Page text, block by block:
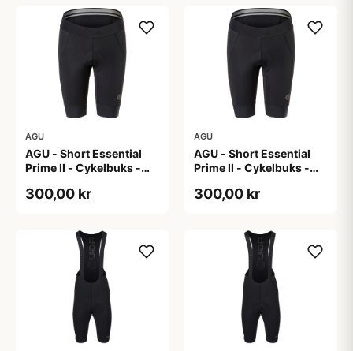
AGU
AGU - Short Essential
Prime II - Cykelbuks -
300,00 kr
AGU
AGU - Short Essential
Prime II - Cykelbuks -
300,00 kr